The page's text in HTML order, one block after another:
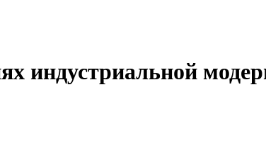
индустриальной